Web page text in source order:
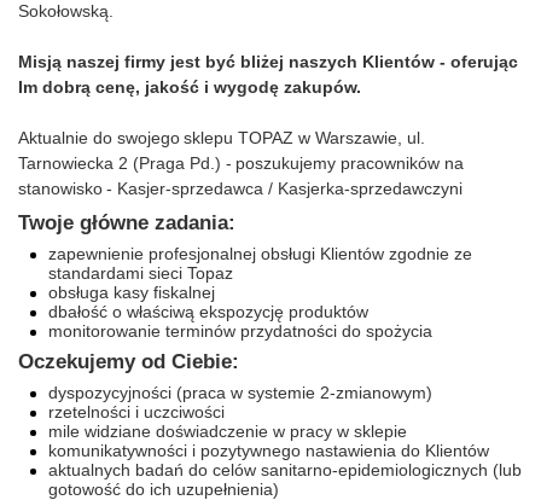
Sokołowską.
Misją naszej firmy jest być bliżej naszych Klientów - oferując
Im dobrą cenę, jakość i wygodę zakupów.
Aktualnie do swojego sklepu TOPAZ w Warszawie, ul.
Tarnowiecka 2 (Praga Pd.) - poszukujemy pracowników na
stanowisko - Kasjer-sprzedawca / Kasjerka-sprzedawczyni
Twoje główne zadania:
zapewnienie profesjonalnej obsługi Klientów zgodnie ze
standardami sieci Topaz
obsługa kasy fiskalnej
dbałość o właściwą ekspozycję produktów
monitorowanie terminów przydatności do spożycia
Oczekujemy od Ciebie:
dyspozycyjności (praca w systemie 2-zmianowym)
rzetelności i uczciwości
mile widziane doświadczenie w pracy w sklepie
komunikatywności i pozytywnego nastawienia do Klientów
aktualnych badań do celów sanitarno-epidemiologicznych (lub
gotowość do ich uzupełnienia)